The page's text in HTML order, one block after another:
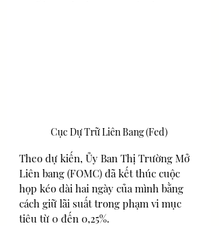
Cục Dự Trữ Liên Bang (Fed)
Theo dự kiến, Ủy Ban Thị Trường Mở
Liên bang (FOMC) đã kết thúc cuộc
họp kéo dài hai ngày của mình bằng
cách giữ lãi suất trong phạm vi mục
tiêu từ 0 đến 0,25%.